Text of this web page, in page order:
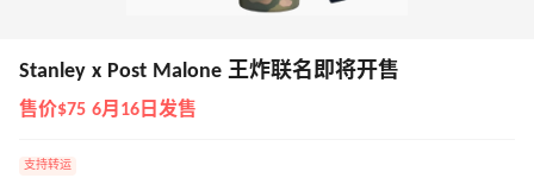
Stanley x Post Malone 王炸联名即将开售
售价$75 6月16日发售
支持转运